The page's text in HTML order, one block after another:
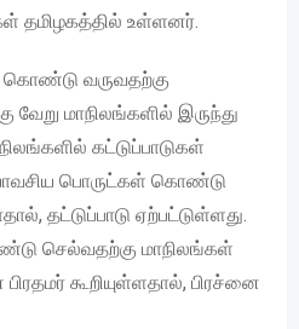
தமிழகத்தில் உள்ளனர்.
வருவதற்கு
மாநிலங்களில் இருந்து
கட்டுப்பாடுகள்
பொருட்கள் கொண்டு
தட்டுப்பாடு ஏற்பட்டுள்ளது.
செல்வதற்கு மாநிலங்கள்
கூறியுள்ளதால், பிரச்னை